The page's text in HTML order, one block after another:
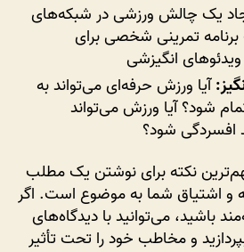
یک چالش ورزشی در شبکه‌های
تمرینی شخصی برای
انگیزشی
آیا ورزش حرفه‌ای می‌تواند به
شود؟ آیا ورزش می‌تواند
افسردگی شود؟
نکته برای نوشتن یک مطلب
و اشتیاق شما به موضوع است. اگر
باشید، می‌توانید با دیدگاه‌های
و مخاطب خود را تحت تأثیر